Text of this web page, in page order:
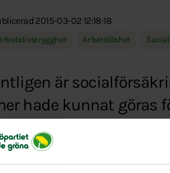
2015-03-02 12:18:18
Arbetslöshet
är
hade kunnat göras
Debattartikel